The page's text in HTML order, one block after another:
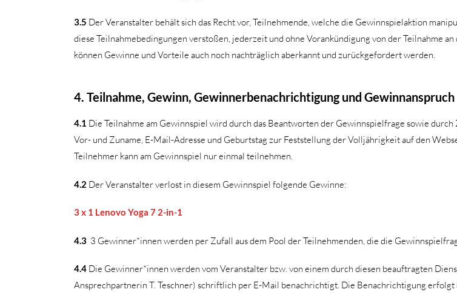
3.5 Der Veranstalter behält sich das Recht vor, Teilnehmende, welche die Gewinnspielaktion
diese Teilnahmebedingungen verstoßen, jederzeit und ohne Vorankündigung von der Teilnahme
können Gewinne und Vorteile auch noch nachträglich aberkannt und zurückgefordert werden.
4. Teilnahme, Gewinn, Gewinnerbenachrichtigung und Gewinnanspruch
4.1 Die Teilnahme am Gewinnspiel wird durch das Beantworten der Gewinnspielfrage sowie
Vor- und Zuname, E-Mail-Adresse und Geburtstag zur Feststellung der Volljährigkeit auf den
Teilnehmer kann am Gewinnspiel nur einmal teilnehmen.
4.2 Der Veranstalter verlost in diesem Gewinnspiel folgende Gewinne:
3 x 1 Lenovo Yoga 7 2-in-1
4.3 3 Gewinner*innen werden per Zufall aus dem Pool der Teilnehmenden, die die
4.4 Die Gewinner*innen werden vom Veranstalter bzw. von einem durch diesen beauftragten
Ansprechpartnerin T. Teschner) schriftlich per E-Mail benachrichtigt. Die Benachrichtigung